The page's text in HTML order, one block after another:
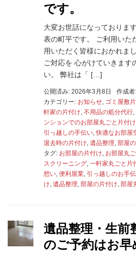
です。
大変お世話になっておりま
表の町平です。 ご利用いた
用いただく皆様におかれま
ご対応を 心がけていきます
い。 弊社は「 […]
公開済み: 2026年3月8日 作成者:
カテゴリー: お知らせ, ゴミ屋敷
軒家の片付け, 不用品の処分代行,
ンションでのお部屋丸ごと片付け
引っ越しの手伝い,快適なお部屋
退去時の片付け, 遺品整理, 部屋
タグ: お部屋の片付け, お部屋丸
スクリーニング, 一軒家丸ごと片
想い, 便利屋業, 引っ越しのお手
け, 遺品整理, 部屋の片付け, 部屋
遺品整理・生前
のご予約はお